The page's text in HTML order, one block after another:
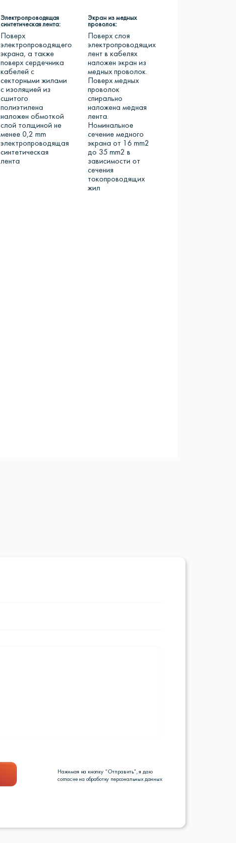
Электропроводящая
синтетическая лента:
Поверх
электропроводящего
экрана, а также
поверх сердечника
кабелей с
секторными жилами
с изоляцией из
сшитого
полиэтилена
наложен обмоткой
слой толщиной не
менее 0,2 mm
электропроводящая
синтетическая
лента
Экран из медных
проволок:
Поверх слоя
электропроводящих
лент в кабелях
наложен экран из
медных проволок.
Поверх медных
проволок
спирально
наложена медная
лента.
Номинальное
сечение медного
экрана от 16 mm2
до 35 mm2 в
зависимости от
сечения
токопроводящих
жил
Нажимая на кнопку “Отправить”, я даю
согласие на обработку персональных данных